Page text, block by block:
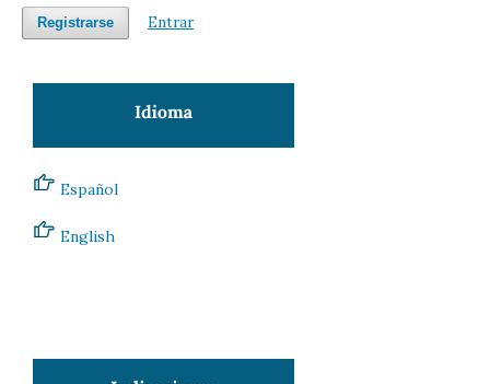
Registrarse Entrar
Español
English